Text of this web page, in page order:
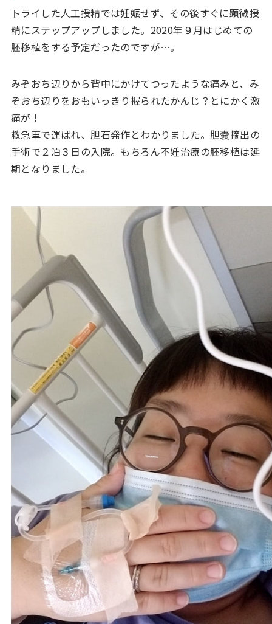
トライした人工授精では妊娠せず、その後すぐに顕微授
精にステップアップしました。2020年９月はじめての
胚移植をする予定だったのですが…。
みぞおち辺りから背中にかけてつったような痛みと、み
ぞおち辺りをおもいっきり握られたかんじ？とにかく激
痛が！
救急車で運ばれ、胆石発作とわかりました。胆嚢摘出の
手術で２泊３日の入院。もちろん不妊治療の胚移植は延
期となりました。